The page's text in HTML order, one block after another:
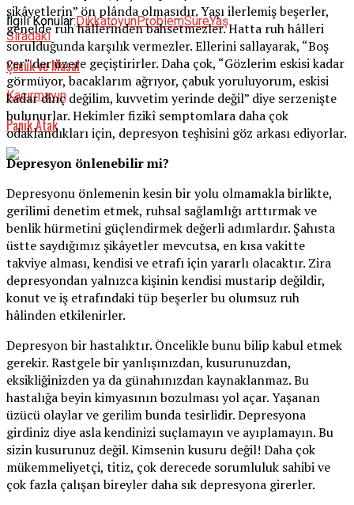
İlgili Konular:DikkatoyunProblemSüreYaş
Sıradaki
Çocuk ve Masal
Kaçırmayın
Panik Atak
şikâyetlerin” ön plânda olmasıdır. Yaşı ilerlemiş beşerler,
genelde ruh hâllerinden bahsetmezler. Hatta ruh hâlleri
sorulduğunda karşılık vermezler. Ellerini sallayarak, “Boş
ver” der üzere geçiştirirler. Daha çok, “Gözlerim eskisi kadar
görmüyor, bacaklarım ağrıyor, çabuk yoruluyorum, eskisi
kadar dinç değilim, kuvvetim yerinde değil” diye serzenişte
bulunurlar. Hekimler fizikî semptomlara daha çok
odaklandıkları için, depresyon teşhisini göz arkası ediyorlar.
Depresyon önlenebilir mi?
Depresyonu önlemenin kesin bir yolu olmamakla birlikte,
gerilimi denetim etmek, ruhsal sağlamlığı arttırmak ve
benlik hürmetini güçlendirmek değerli adımlardır. Şahısta
üstte saydığımız şikâyetler mevcutsa, en kısa vakitte
takviye alması, kendisi ve etrafı için yararlı olacaktır. Zira
depresyondan yalnızca kişinin kendisi mustarip değildir,
konut ve iş etrafındaki tüp beşerler bu olumsuz ruh
hâlinden etkilenirler.
Depresyon bir hastalıktır. Öncelikle bunu bilip kabul etmek
gerekir. Rastgele bir yanlışınızdan, kusurunuzdan,
eksikliğinizden ya da günahınızdan kaynaklanmaz. Bu
hastalığa beyin kimyasının bozulması yol açar. Yaşanan
üzücü olaylar ve gerilim bunda tesirlidir. Depresyona
girdiniz diye asla kendinizi suçlamayın ve ayıplamayın. Bu
sizin kusurunuz değil. Kimsenin kusuru değil! Daha çok
mükemmeliyetçi, titiz, çok derecede sorumluluk sahibi ve
çok fazla çalışan bireyler daha sık depresyona girerler.